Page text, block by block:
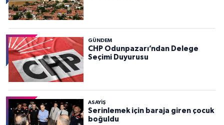
GÜNDEM
CHP Odunpazarı’ndan Delege
Seçimi Duyurusu
ASAYİŞ
Serinlemek için baraja giren çocuk
boğuldu